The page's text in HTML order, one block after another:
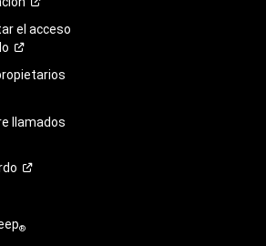
el acceso
llamados
®